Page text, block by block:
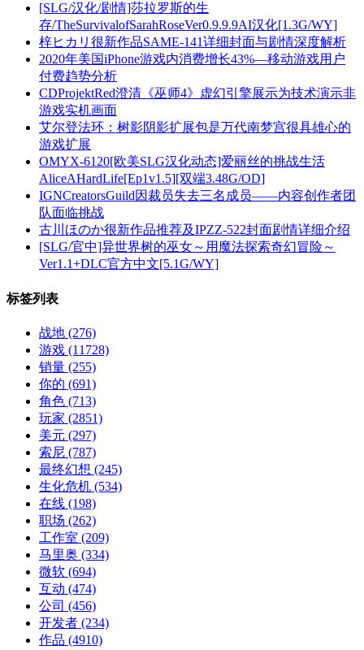
[SLG/汉化/剧情]莎拉罗斯的生
存/TheSurvivalofSarahRoseVer0.9.9.9AI汉化[1.3G/WY]
梓ヒカリ很新作品SAME-141详细封面与剧情深度解析
2020年美国iPhone游戏内消费增长43%—移动游戏用户
付费趋势分析
CDProjektRed澄清《巫师4》虚幻引擎展示为技术演示非
游戏实机画面
艾尔登法环：树影阴影扩展包是万代南梦宫很具雄心的
游戏扩展
OMYX-6120[欧美SLG汉化动态]爱丽丝的挑战生活
AliceAHardLife[Ep1v1.5][双端3.48G/OD]
IGNCreatorsGuild因裁员失去三名成员——内容创作者团
队面临挑战
古川ほのか很新作品推荐及IPZZ-522封面剧情详细介绍
[SLG/官中]异世界树的巫女～用魔法探索奇幻冒险～
Ver1.1+DLC官方中文[5.1G/WY]
标签列表
战地 (276)
游戏 (11728)
销量 (255)
你的 (691)
角色 (713)
玩家 (2851)
美元 (297)
索尼 (787)
最终幻想 (245)
生化危机 (534)
在线 (198)
职场 (262)
工作室 (209)
马里奥 (334)
微软 (694)
互动 (474)
公司 (456)
开发者 (234)
作品 (4910)